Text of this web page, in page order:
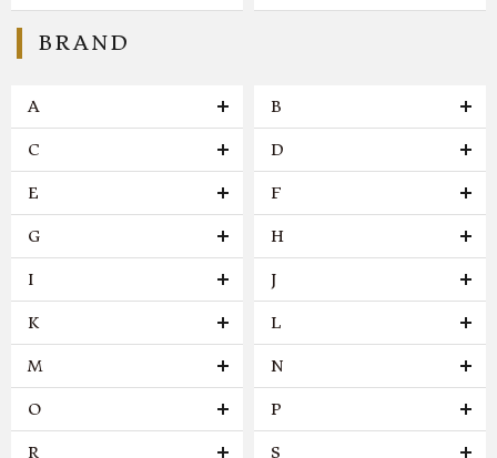
BRAND
A B
C D
E F
G H
I J
K L
M N
O P
R S